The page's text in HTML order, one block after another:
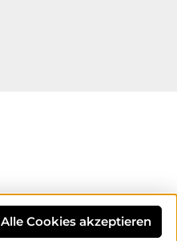
Alle Cookies akzeptieren